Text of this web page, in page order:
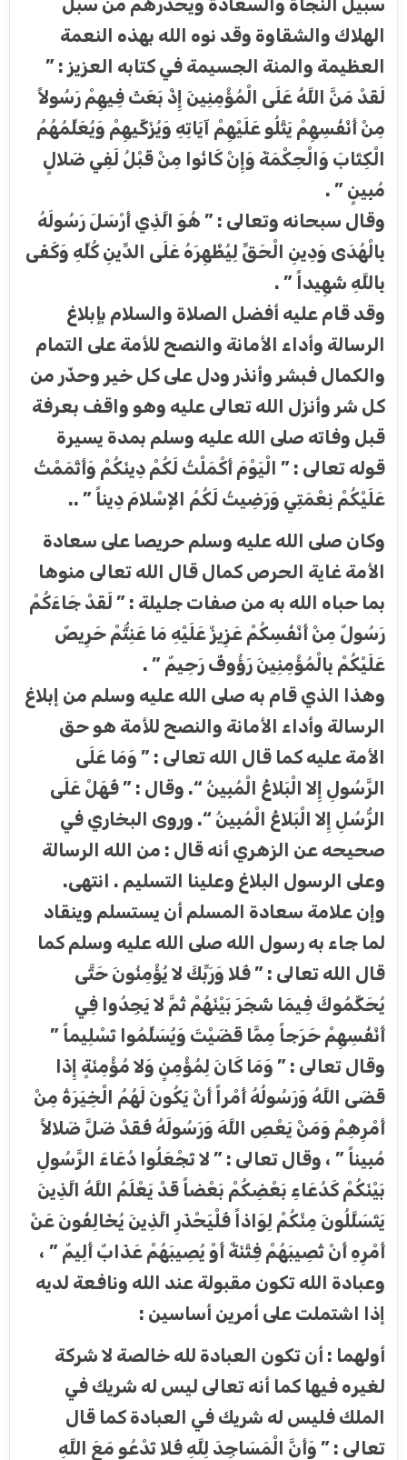
سبيل النجاة والسعادة ويحذرهم من سبل
الهلاك والشقاوة وقد نوه الله بهذه النعمة
العظيمة والمنة الجسيمة في كتابه العزيز : ”
لَقَدْ مَنَّ اللَّهُ عَلَى الْمُؤْمِنِينَ إِذْ بَعَثَ فِيهِمْ رَسُولاً
مِنْ أَنْفُسِهِمْ يَتْلُو عَلَيْهِمْ آيَاتِهِ وَيُزَكِّيهِمْ وَيُعَلِّمُهُمُ
الْكِتَابَ وَالْحِكْمَةَ وَإِنْ كَانُوا مِنْ قَبْلُ لَفِي ضَلالٍ
مُبِينٍ ” .
وقال سبحانه وتعالى : ” هُوَ الَّذِي أَرْسَلَ رَسُولَهُ
بِالْهُدَى وَدِينِ الْحَقِّ لِيُظْهِرَهُ عَلَى الدِّينِ كُلِّهِ وَكَفَى
بِاللَّهِ شَهِيداً ” .
وقد قام عليه أفضل الصلاة والسلام بإبلاغ
الرسالة وأداء الأمانة والنصح للأمة على التمام
والكمال فبشر وأنذر ودل على كل خير وحذّر من
كل شر وأنزل الله تعالى عليه وهو واقف بعرفة
قبل وفاته صلى الله عليه وسلم بمدة يسيرة
قوله تعالى : ” الْيَوْمَ أَكْمَلْتُ لَكُمْ دِينَكُمْ وَأَتْمَمْتُ
عَلَيْكُمْ نِعْمَتِي وَرَضِيتُ لَكُمُ الإِسْلامَ دِيناً ” ..
وكان صلى الله عليه وسلم حريصا على سعادة
الأمة غاية الحرص كمال قال الله تعالى منوها
بما حباه الله به من صفات جليلة : ” لَقَدْ جَاءَكُمْ
رَسُولٌ مِنْ أَنْفُسِكُمْ عَزِيزٌ عَلَيْهِ مَا عَنِتُّمْ حَرِيصٌ
عَلَيْكُمْ بِالْمُؤْمِنِينَ رَؤُوفٌ رَحِيمٌ ” .
وهذا الذي قام به صلى الله عليه وسلم من إبلاغ
الرسالة وأداء الأمانة والنصح للأمة هو حق
الأمة عليه كما قال الله تعالى : ” وَمَا عَلَى
الرَّسُولِ إِلا الْبَلاغُ الْمُبِينُ “. وقال : ” فَهَلْ عَلَى
الرُّسُلِ إِلا الْبَلاغُ الْمُبِينُ “. وروى البخاري في
صحيحه عن الزهري أنه قال : من الله الرسالة
وعلى الرسول البلاغ وعلينا التسليم . انتهى.
وإن علامة سعادة المسلم أن يستسلم وينقاد
لما جاء به رسول الله صلى الله عليه وسلم كما
قال الله تعالى : ” فَلا وَرَبِّكَ لا يُؤْمِنُونَ حَتَّى
يُحَكِّمُوكَ فِيمَا شَجَرَ بَيْنَهُمْ ثُمَّ لا يَجِدُوا فِي
أَنْفُسِهِمْ حَرَجاً مِمَّا قَضَيْتَ وَيُسَلِّمُوا تَسْلِيماً ”
وقال تعالى : ” وَمَا كَانَ لِمُؤْمِنٍ وَلا مُؤْمِنَةٍ إِذَا
قَضَى اللَّهُ وَرَسُولُهُ أَمْراً أَنْ يَكُونَ لَهُمُ الْخِيَرَةُ مِنْ
أَمْرِهِمْ وَمَنْ يَعْصِ اللَّهَ وَرَسُولَهُ فَقَدْ ضَلَّ ضَلالاً
مُبِيناً ” ، وقال تعالى : ” لا تَجْعَلُوا دُعَاءَ الرَّسُولِ
بَيْنَكُمْ كَدُعَاءِ بَعْضِكُمْ بَعْضاً قَدْ يَعْلَمُ اللَّهُ الَّذِينَ
يَتَسَلَّلُونَ مِنْكُمْ لِوَاذاً فَلْيَحْذَرِ الَّذِينَ يُخَالِفُونَ عَنْ
أَمْرِهِ أَنْ تُصِيبَهُمْ فِتْنَةٌ أَوْ يُصِيبَهُمْ عَذَابٌ أَلِيمٌ ” ،
وعبادة الله تكون مقبولة عند الله ونافعة لديه
إذا اشتملت على أمرين أساسين :
أولهما : أن تكون العبادة لله خالصة لا شركة
لغيره فيها كما أنه تعالى ليس له شريك في
الملك فليس له شريك في العبادة كما قال
تعالى : ” وَأَنَّ الْمَسَاجِدَ لِلَّهِ فَلا تَدْعُو مَعَ اللَّهِ